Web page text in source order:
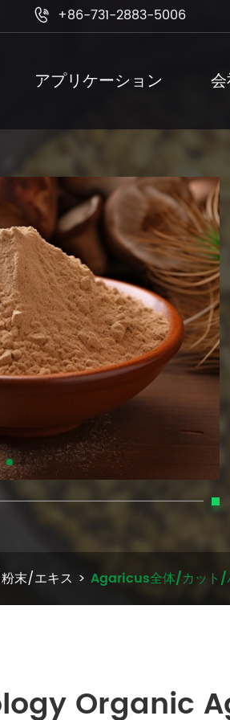
 +86-731-2883-5006
アプリケーション
末/エキス Agaricus全体/カット/
Organic